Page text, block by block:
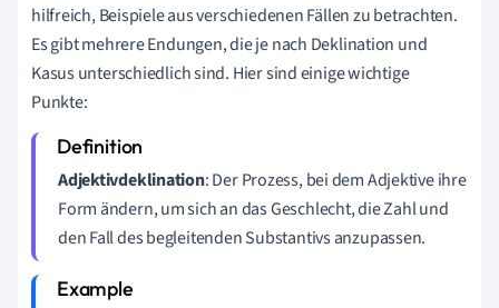
hilfreich, Beispiele aus verschiedenen Fällen zu betrachten.
Es gibt mehrere Endungen, die je nach Deklination und
Kasus unterschiedlich sind. Hier sind einige wichtige
Punkte:
Adjektivdeklination: Der Prozess, bei dem Adjektive ihre
Form ändern, um sich an das Geschlecht, die Zahl und
den Fall des begleitenden Substantivs anzupassen.